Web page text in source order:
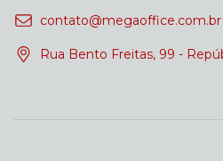
contato@megaoffice.com.br
Rua Bento Freitas, 99 -